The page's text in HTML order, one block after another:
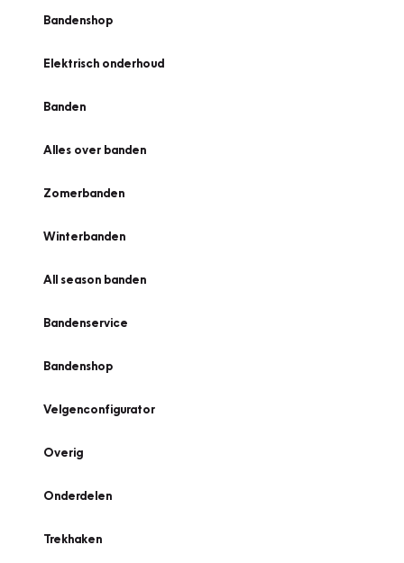
Bandenshop
Elektrisch onderhoud
Banden
Alles over banden
Zomerbanden
Winterbanden
All season banden
Bandenservice
Bandenshop
Velgenconfigurator
Overig
Onderdelen
Trekhaken